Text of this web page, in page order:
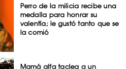
Perro de la milicia recibe una
medalla para honrar su
valentía; le gustó tanto que se
la comió
Mamá alfa taclea a un